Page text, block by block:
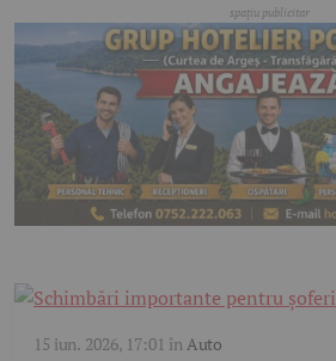
15 iun. 2026, 17:01 în Auto